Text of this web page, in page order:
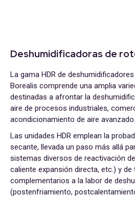
Deshumidificadoras de
La gama HDR de
Borealis comprende una amplia
destinadas a afrontar la
aire de procesos industriales,
acondicionamiento de aire avanzado.
Las unidades HDR emplean la
secante, llevada un paso más allá
sistemas diversos de reactivación
caliente expansión directa, etc.) y
complementarios a la labor de
(postenfriamiento,